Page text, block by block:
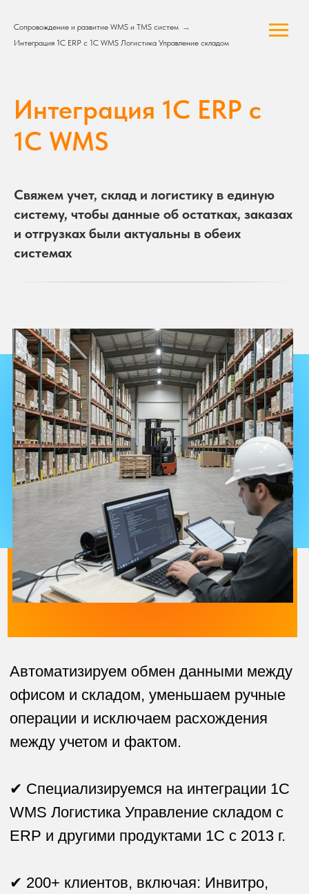
Сопровождение и развитие WMS и TMS систем →
Интеграция 1С ERP с 1С WMS Логистика Управление складом
Интеграция 1С ERP с
1С WMS
Свяжем учет, склад и логистику в единую
систему, чтобы данные об остатках, заказах
и отгрузках были актуальны в обеих
системах
Автоматизируем обмен данными между
офисом и складом, уменьшаем ручные
операции и исключаем расхождения
между учетом и фактом.
✔ Специализируемся на интеграции 1С
WMS Логистика Управление складом с
ERP и другими продуктами 1С с 2013 г.
Айтек и др.
✔ Развиваем склады и логистику по
всей России и СНГ с выездом
специалистов
Оставить заявку